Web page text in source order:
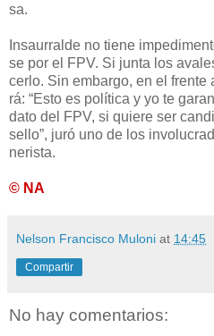
sa.
In­sau­rral­de no tie­ne
se por el FPV. Si jun­ta los
cer­lo. Sin em­bar­go, en el
rá: “Es­to es po­lí­ti­ca y yo te
da­to del FPV, si quie­re ser
se­llo”, ju­ró uno de los
ne­ris­ta.
© NA
Nelson Francisco Muloni at 14:45
Compartir
No hay comentarios: